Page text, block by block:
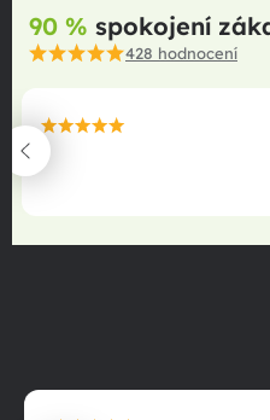
90 % spokojení
428 hodnocení
maximální spokojenost
22.06.2025